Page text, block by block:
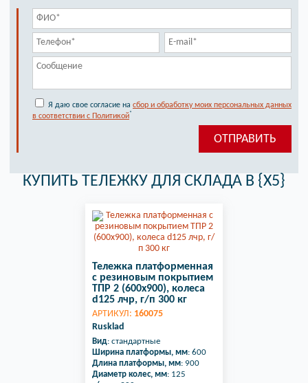
Я даю свое согласие на сбор и обработку моих персональных данных
в соответствии с Политикой*
КУПИТЬ ТЕЛЕЖКУ ДЛЯ СКЛАДА В {X5}
Тележка платформенная
с резиновым покрытием
ТПР 2 (600х900), колеса
d125 лчр, г/п 300 кг
АРТИКУЛ: 160075
Rusklad
Вид: стандартные
Ширина платформы, мм: 600
Длина платформы, мм: 900
Диаметр колес, мм: 125